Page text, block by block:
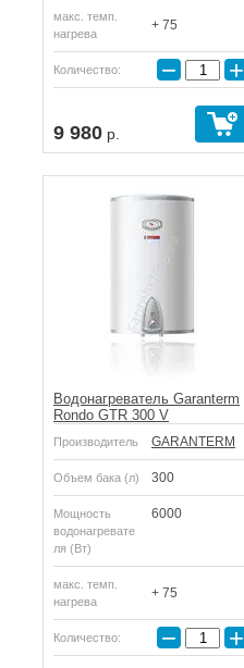
макс. темп.
нагрева
+ 75
Количество: − +
9 980 р.
Водонагреватель Garanterm
Rondo GTR 300 V
Производитель GARANTERM
Объем бака (л) 300
Мощность
водонагревате
ля (Вт)
6000
макс. темп.
нагрева
+ 75
Количество: − +